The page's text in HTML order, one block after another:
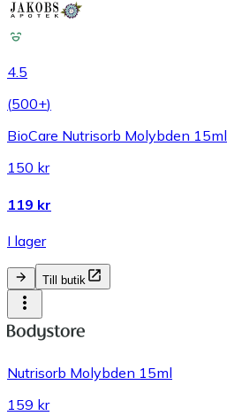
4.5
(500+)
BioCare Nutrisorb Molybden 15ml
150 kr
119 kr
I lager
Till butik
Nutrisorb Molybden 15ml
159 kr